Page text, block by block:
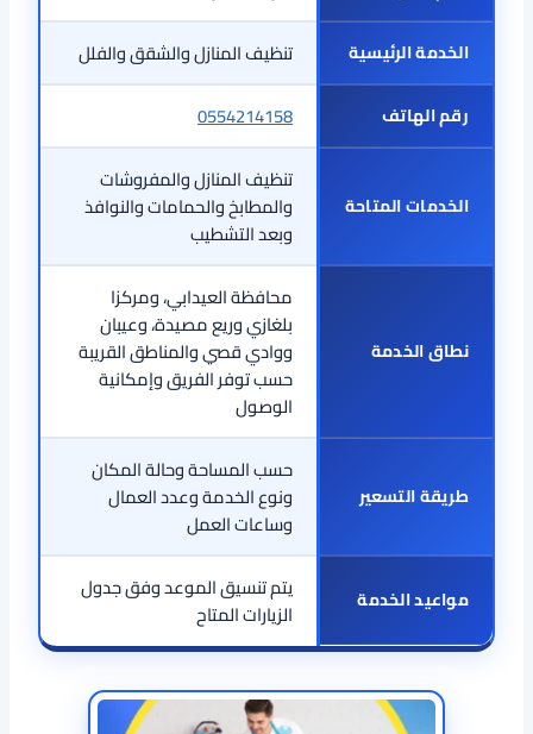
الخدمة الرئيسية تنظيف المنازل والشقق والفلل
رقم الهاتف 0554214158
الخدمات المتاحة
تنظيف المنازل والمفروشات
والمطابخ والحمامات والنوافذ
وبعد التشطيب
نطاق الخدمة
محافظة العيدابي، ومركزا
بلغازي وريع مصيدة، وعيبان
ووادي قصي والمناطق القريبة
حسب توفر الفريق وإمكانية
الوصول
طريقة التسعير
حسب المساحة وحالة المكان
ونوع الخدمة وعدد العمال
وساعات العمل
مواعيد الخدمة
يتم تنسيق الموعد وفق جدول
الزيارات المتاح